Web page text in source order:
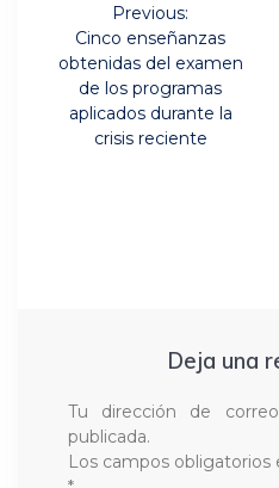
entradas
Previous:
Previous
post:
Cinco enseñanzas
obtenidas del examen
de los programas
aplicados durante la
crisis reciente
Deja una
Tu dirección de
publicada.
Los campos obligatorios